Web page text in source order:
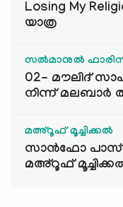
Losing My
യാത്ര
സൽമാനുൽ
02- മൗലിദ്
നിന്ന് മലബാർ
മഅ്റൂഫ് മൂച്ചിക്കല്‍
സാൻഫോ പാസ്
മഅ്റൂഫ്